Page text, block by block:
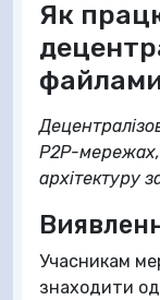
Як
P2P-
архітектуру
Учасникам
знаходити